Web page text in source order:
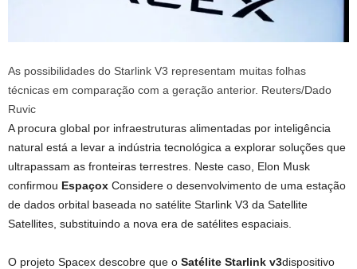
As possibilidades do Starlink V3 representam muitas folhas
técnicas em comparação com a geração anterior. Reuters/Dado
Ruvic
A procura global por infraestruturas alimentadas por inteligência
natural está a levar a indústria tecnológica a explorar soluções que
ultrapassam as fronteiras terrestres. Neste caso, Elon Musk
confirmou Espaçox Considere o desenvolvimento de uma estação
de dados orbital baseada no satélite Starlink V3 da Satellite
Satellites, substituindo a nova era de satélites espaciais.
O projeto Spacex descobre que o Satélite Starlink v3dispositivo